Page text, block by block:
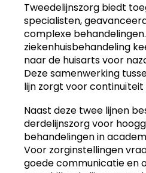
Tweedelijnszorg biedt
specialisten,
complexe
ziekenhuisbehandeling
naar de huisarts voor
Deze samenwerking
lijn zorgt voor continuïteit
Naast deze twee lijnen
derdelijnszorg voor
behandelingen in
Voor zorginstellingen
goede communicatie en